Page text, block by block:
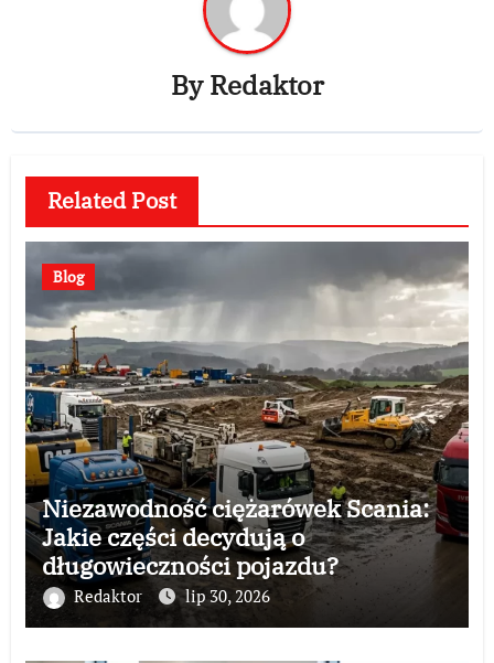
ByRedaktor
Related Post
Blog
Niezawodność ciężarówek Scania:
Jakie części decydują o
długowieczności pojazdu?
Redaktor lip 30, 2026